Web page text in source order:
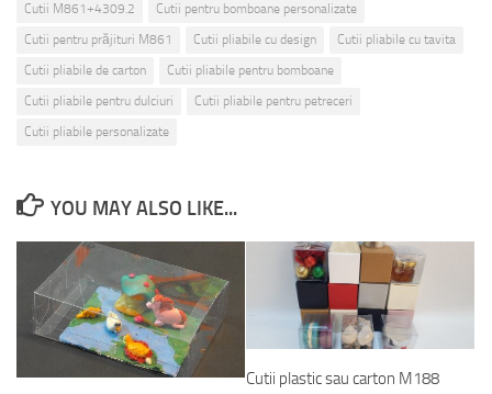
Cutii M861+4309.2
Cutii pentru bomboane personalizate
Cutii pentru prăjituri M861
Cutii pliabile cu design
Cutii pliabile cu tavita
Cutii pliabile de carton
Cutii pliabile pentru bomboane
Cutii pliabile pentru dulciuri
Cutii pliabile pentru petreceri
Cutii pliabile personalizate
YOU MAY ALSO LIKE...
Cutii plastic sau carton M188